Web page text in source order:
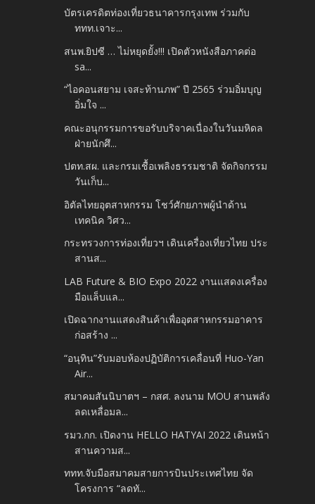
บัตรเครดิตท่องเที่ยวธนาคารกรุงเทพ ร่วมกับ
ททท.เจาะ...
สนพ.ยิปซี … ไม่หยุดยั้ง!!! เปิดตัวหนังสือภาคต่อ
sa...
“ไอคอนสยาม เจสะท้านภพ” ปี 2565 ร่วมอิ่มบุญ
อิ่มใจ ...
คณะอนุกรรมการขอรับบริจาคเนื่องในวันมหิดล
ฝ่ายนักศึ...
ปตท.สผ. และกรมเชื้อเพลิงธรรมชาติ จัดกิจกรรม
วันเก็บ...
อิตัลไทยอุตสาหกรรม โชว์ศักยภาพผู้นำด้าน
เทคนิค วิศว...
กระทรวงการท่องเที่ยวฯ เดินเครื่องเที่ยวไทย ประ
สานส...
LAB Future & BIO Expo 2022 งานแสดงเครื่อง
มือแล็บแล...
เปิดฉากงานแสดงสินค้าเพื่ออุตสาหกรรมอาคาร
ก่อสร้าง ...
“อนุทิน”รับมอบห้องปฏิบัติการเคลื่อนที่ Huo-Yan
Air...
สมาคมสันนิบาตฯ – กสศ. ลงนาม MOU สานพลัง
ลดเหลื่อมล...
รมว.กก. เปิดงาน HELLO HATYAI 2022 เดินหน้า
สานความส...
ททท.จับมือสมาคมสายการบินประเทศไทย จัด
โครงการ “ลดทั...